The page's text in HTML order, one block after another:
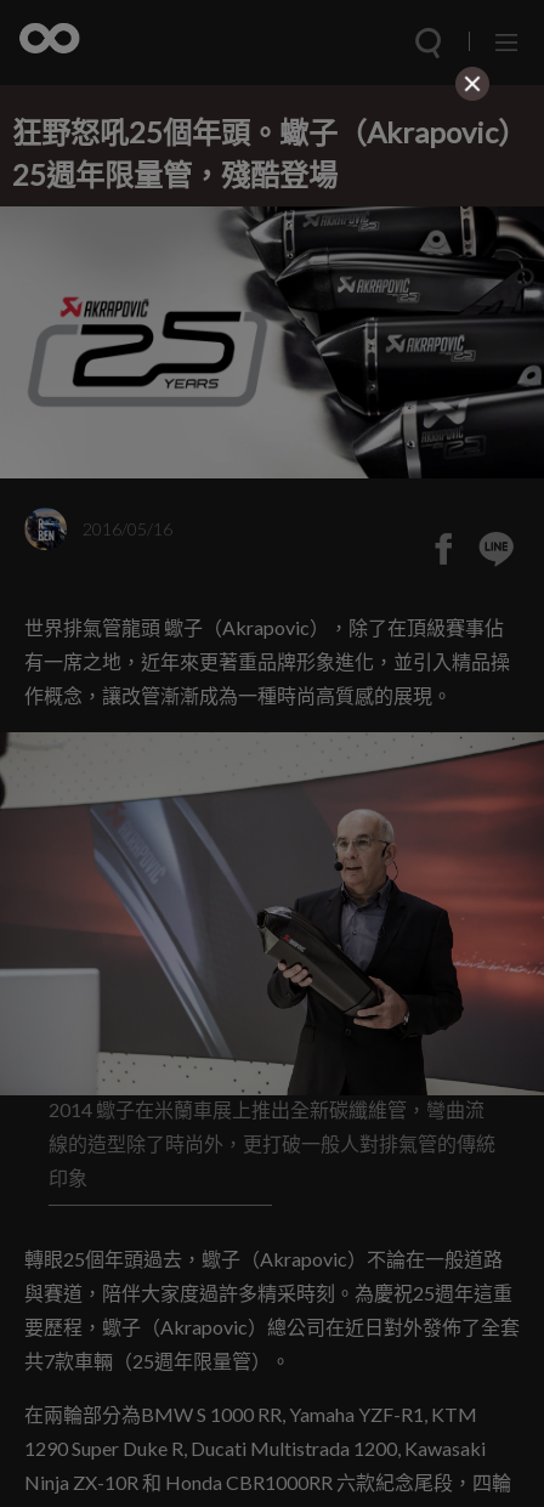
狂野怒吼25個年頭。蠍子（Akrapovic）
25週年限量管，殘酷登場
2016/05/16
世界排氣管龍頭 蠍子（Akrapovic），除了在頂級賽事佔
有一席之地，近年來更著重品牌形象進化，並引入精品操
作概念，讓改管漸漸成為一種時尚高質感的展現。
2014 蠍子在米蘭車展上推出全新碳纖維管，彎曲流
線的造型除了時尚外，更打破一般人對排氣管的傳統
印象
轉眼25個年頭過去，蠍子（Akrapovic）不論在一般道路
與賽道，陪伴大家度過許多精采時刻。為慶祝25週年這重
要歷程，蠍子（Akrapovic）總公司在近日對外發佈了全套
共7款車輛（25週年限量管）。
在兩輪部分為BMW S 1000 RR, Yamaha YZF-R1, KTM
1290 Super Duke R, Ducati Multistrada 1200, Kawasaki
Ninja ZX-10R 和 Honda CBR1000RR 六款紀念尾段，四輪